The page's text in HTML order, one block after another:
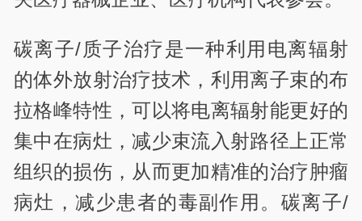
碳离子/质子治疗是一种利用电离辐射
的体外放射治疗技术，利用离子束的布
拉格峰特性，可以将电离辐射能更好的
集中在病灶，减少束流入射路径上正常
组织的损伤，从而更加精准的治疗肿瘤
病灶，减少患者的毒副作用。碳离子/